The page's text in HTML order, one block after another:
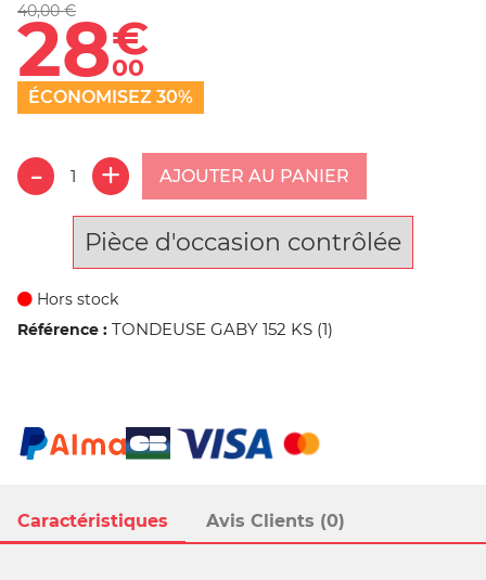
Caractéristiques Avis Clients (0)
40,00 €
28€
00
ÉCONOMISEZ 30%
AJOUTER AU PANIER
Pièce d'occasion contrôlée
Hors stock
Référence : TONDEUSE GABY 152 KS (1)